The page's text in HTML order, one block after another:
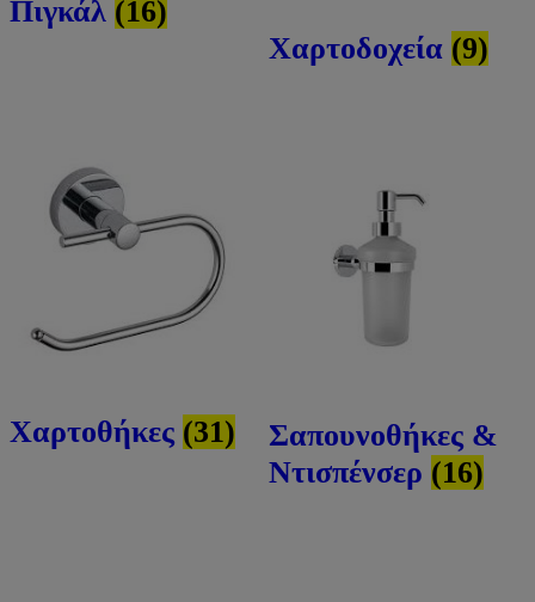
Πιγκάλ (16)
Χαρτοδοχεία (9)
Χαρτοθήκες (31)
Σαπουνοθήκες &
Ντισπένσερ (16)